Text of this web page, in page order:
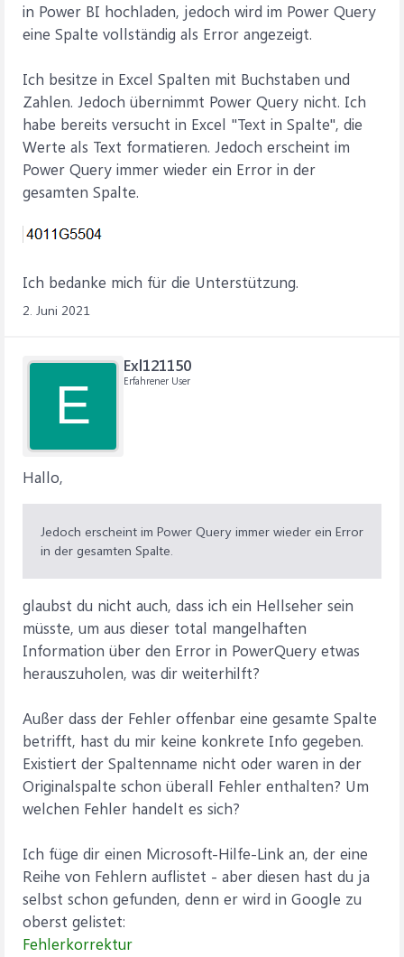
in Power BI hochladen, jedoch wird im Power Query
eine Spalte vollständig als Error angezeigt.
Ich besitze in Excel Spalten mit Buchstaben und
Zahlen. Jedoch übernimmt Power Query nicht. Ich
habe bereits versucht in Excel "Text in Spalte", die
Werte als Text formatieren. Jedoch erscheint im
Power Query immer wieder ein Error in der
gesamten Spalte.
Ich bedanke mich für die Unterstützung.
2. Juni 2021
E
Exl121150
Erfahrener User
Hallo,
Jedoch erscheint im Power Query immer wieder ein Error
in der gesamten Spalte.
glaubst du nicht auch, dass ich ein Hellseher sein
müsste, um aus dieser total mangelhaften
Information über den Error in PowerQuery etwas
herauszuholen, was dir weiterhilft?
Außer dass der Fehler offenbar eine gesamte Spalte
betrifft, hast du mir keine konkrete Info gegeben.
Existiert der Spaltenname nicht oder waren in der
Originalspalte schon überall Fehler enthalten? Um
welchen Fehler handelt es sich?
Ich füge dir einen Microsoft-Hilfe-Link an, der eine
Reihe von Fehlern auflistet - aber diesen hast du ja
selbst schon gefunden, denn er wird in Google zu
oberst gelistet:
Fehlerkorrektur